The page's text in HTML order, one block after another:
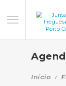
Início